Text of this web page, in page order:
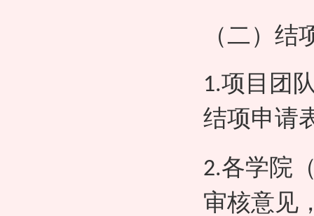
（二）结
1.项目团
结项申请
2.各学院
审核意见